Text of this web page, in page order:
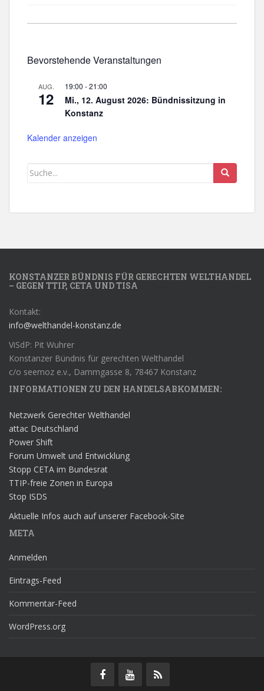
Bevorstehende Veranstaltungen
AUG.
12
19:00 -21:00
Mi., 12. August 2026: Bündnissitzung in
Konstanz
Kalender anzeigen
KONSTANZER BÜNDNIS FÜR GERECHTEN WELTHANDEL
– GEGEN TTIP, CETA UND TISA
Kontakt:
info@welthandel-konstanz.de
ViSdP: Pit Wuhrer
Konstanzer Bündnis für gerechten Welthandel
c/o seemoz e.v., Dammgasse 8, 78467 Konstanz
INFORMATIONEN ZU DEN HANDELSABKOMMEN:
Netzwerk Gerechter Welthandel
attac Deutschland
Power Shift
Forum Umwelt und Entwicklung
Stopp CETA im Bundesrat
TTIP-freie Zonen in Europa
Stop ISDS
Aktuelle Infos auch auf unserer Facebook-Site
META
Anmelden
Eintrags-Feed
Kommentar-Feed
WordPress.org